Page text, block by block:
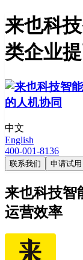
来也科
类企业
中文
English
400-001-8136
联系我们 申请试用
来也科技智
运营效率